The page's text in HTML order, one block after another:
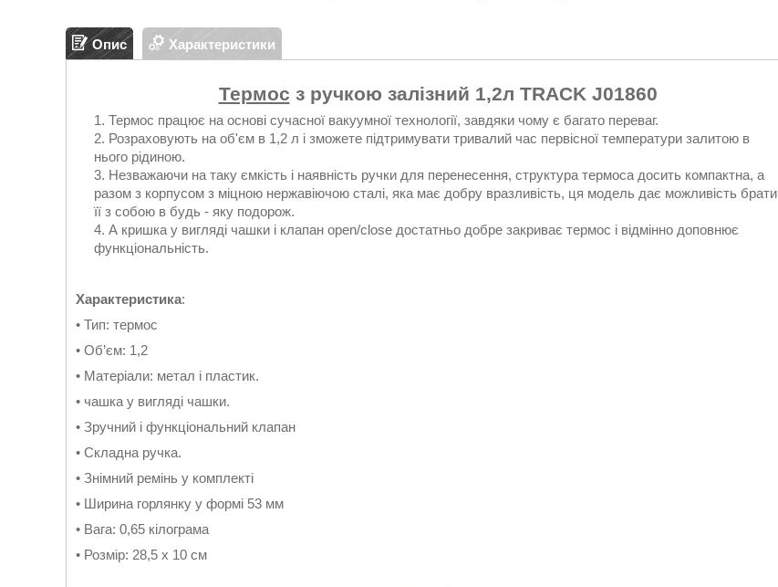
Опис Характеристики
Термос з ручкою залізний 1,2л TRACK J01860
Термос працює на основі сучасної вакуумної технології, завдяки чому є багато переваг.
Розраховують на об'єм в 1,2 л і зможете підтримувати тривалий час первісної температури залитою в
нього рідиною.
Незважаючи на таку ємкість і наявність ручки для перенесення, структура термоса досить компактна, а
разом з корпусом з міцною нержавіючою сталі, яка має добру вразливість, ця модель дає можливість брати
її з собою в будь - яку подорож.
А кришка у вигляді чашки і клапан open/close достатньо добре закриває термос і відмінно доповнює
функціональність.
Характеристика:
• Тип: термос
• Об’єм: 1,2
• Матеріали: метал і пластик.
• чашка у вигляді чашки.
• Зручний і функціональний клапан
• Складна ручка.
• Знімний ремінь у комплекті
• Ширина горлянку у формі 53 мм
• Вага: 0,65 кілограма
• Розмір: 28,5 x 10 см